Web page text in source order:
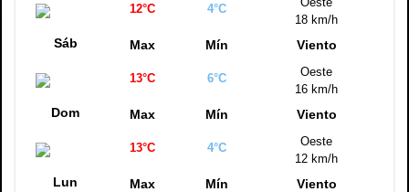
12°C 4°C
18 km/h
Sáb Max Mín Viento
13°C 6°C
Oeste
16 km/h
Dom Max Mín Viento
13°C 4°C
Oeste
12 km/h
Lun Max Mín Viento